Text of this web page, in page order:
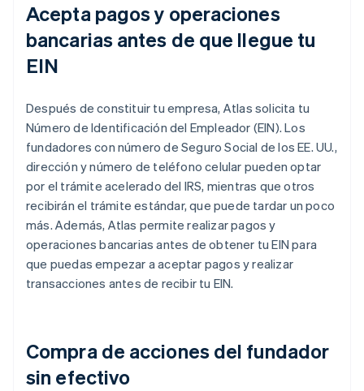
Acepta pagos y operaciones
bancarias antes de que llegue tu
EIN
Después de constituir tu empresa, Atlas solicita tu
Número de Identificación del Empleador (EIN). Los
fundadores con número de Seguro Social de los EE. UU.,
dirección y número de teléfono celular pueden optar
por el trámite acelerado del IRS, mientras que otros
recibirán el trámite estándar, que puede tardar un poco
más. Además, Atlas permite realizar pagos y
operaciones bancarias antes de obtener tu EIN para
que puedas empezar a aceptar pagos y realizar
transacciones antes de recibir tu EIN.
Compra de acciones del fundador
sin efectivo